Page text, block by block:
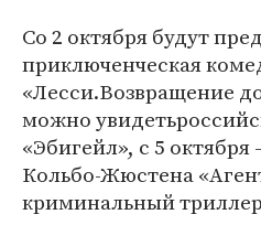
Со 2 октября будут
приключенческая
«Лесси.Возвращение
можно
«Эбигейл», с 5
Кольбо-Жюстена
криминальный